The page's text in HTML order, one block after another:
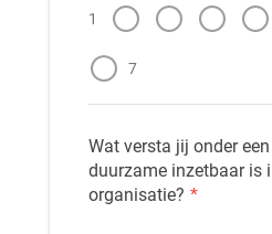
1
7
Wat versta jij onder
duurzame inzetbaar is
organisatie? *